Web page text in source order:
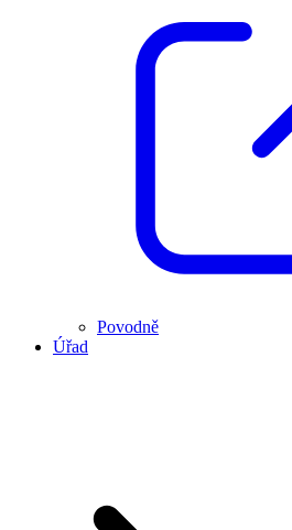
Povodně
Úřad